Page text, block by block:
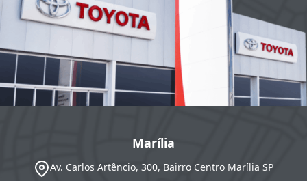
Marília
Av. Carlos Artêncio, 300, Bairro Centro Marília SP